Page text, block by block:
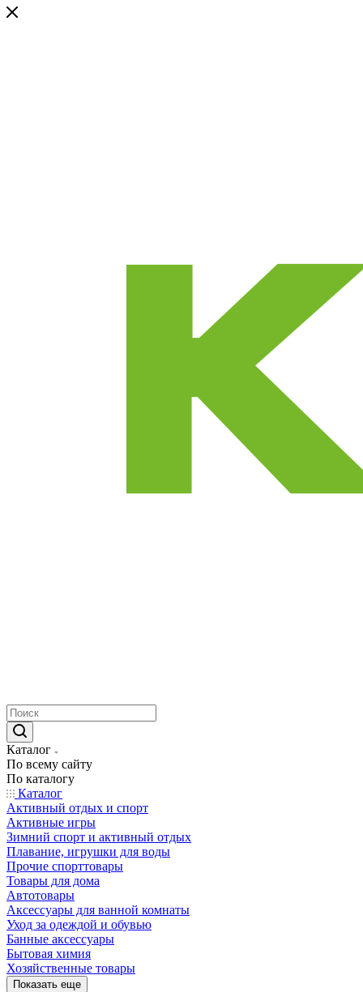
Каталог
По всему сайту
По каталогу
Каталог
Активный отдых и спорт
Активные игры
Зимний спорт и активный отдых
Плавание, игрушки для воды
Прочие спорттовары
Товары для дома
Автотовары
Аксессуары для ванной комнаты
Уход за одеждой и обувью
Банные аксессуары
Бытовая химия
Хозяйственные товары
Показать еще